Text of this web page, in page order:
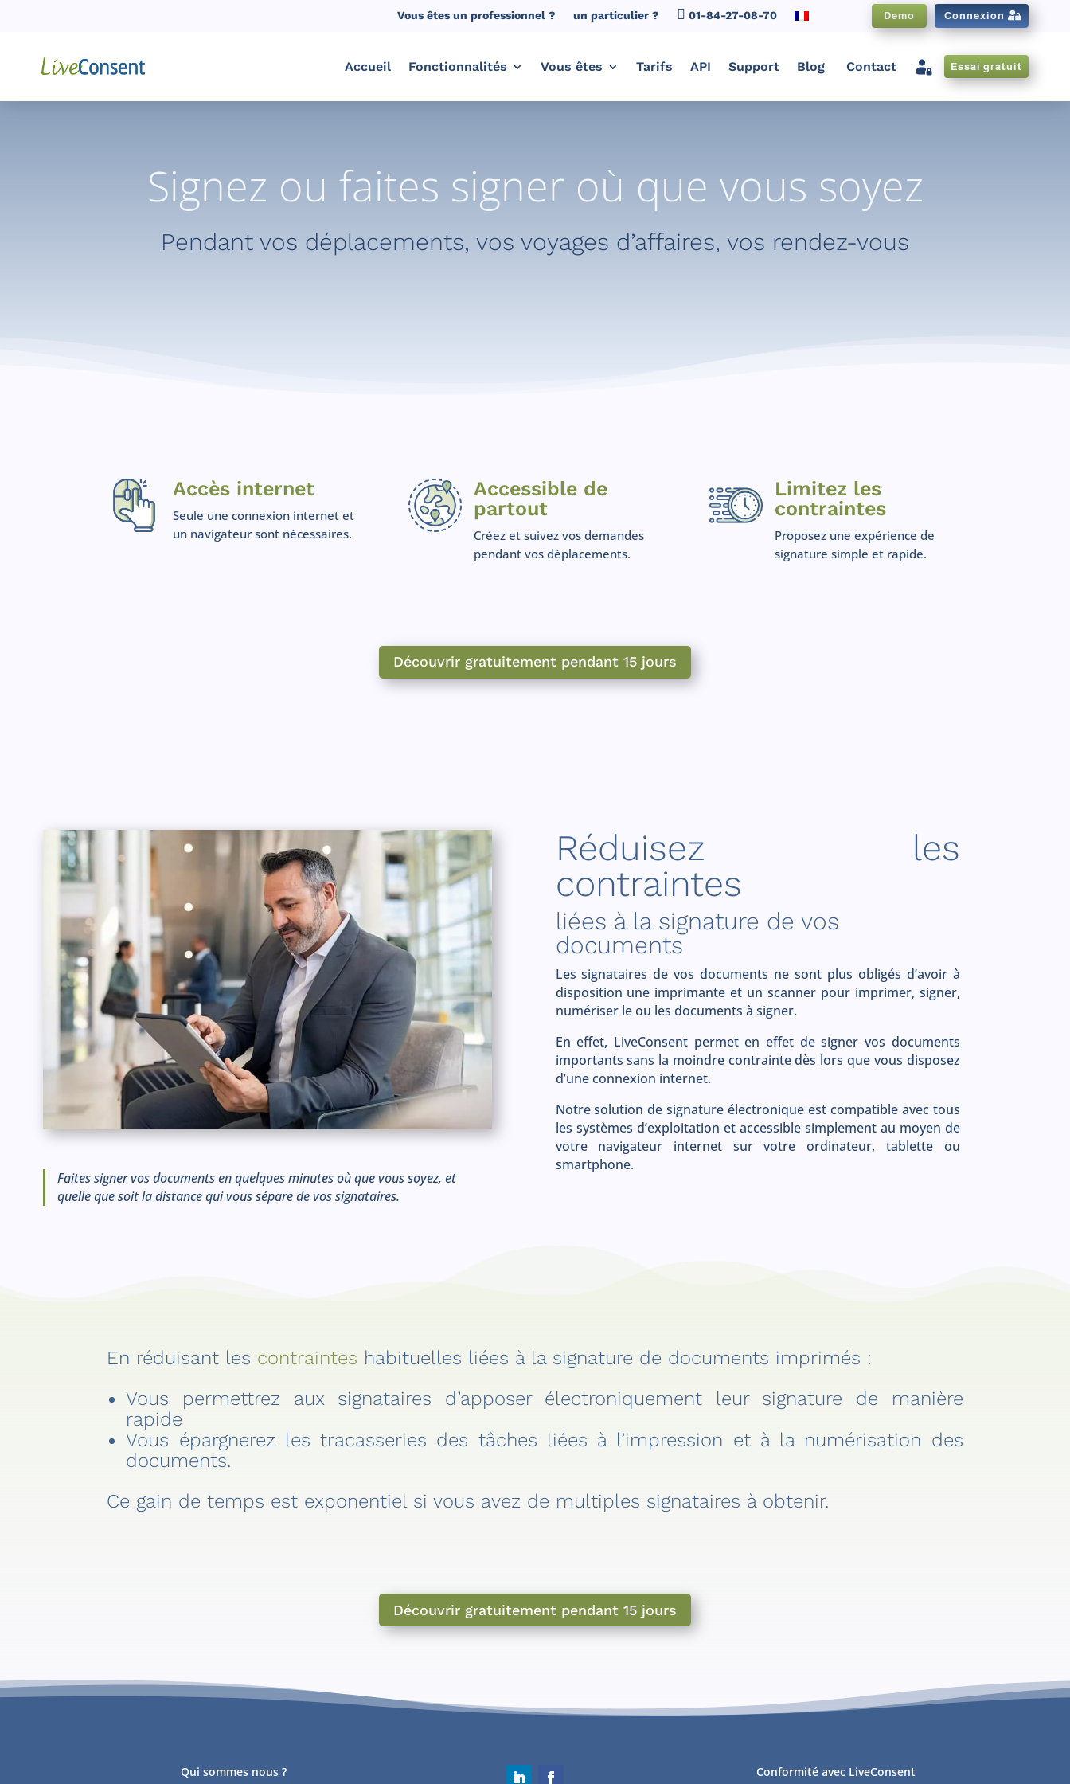
Vous êtes un professionnel ? un particulier ? 01-84-27-08-70 Demo Connexion
Accueil Fonctionnalités Vous êtes Tarifs API Support Blog Contact CNX FREssai gratuit
Signez ou faites signer où que vous soyez
Pendant vos déplacements, vos voyages d’affaires, vos rendez-vous
Accès internet
Seule une connexion internet et
un navigateur sont nécessaires.
Accessible de
partout
Créez et suivez vos demandes
pendant vos déplacements.
Limitez les
contraintes
Proposez une expérience de
signature simple et rapide.
Découvrir gratuitement pendant 15 jours
Faites signer vos documents en quelques minutes où que vous soyez, et
quelle que soit la distance qui vous sépare de vos signataires.
Réduisez les
contraintes
liées à la signature de vos
documents
Les signataires de vos documents ne sont plus obligés d’avoir à
disposition une imprimante et un scanner pour imprimer, signer,
numériser le ou les documents à signer.
En effet, LiveConsent permet en effet de signer vos documents
importants sans la moindre contrainte dès lors que vous disposez
d’une connexion internet.
Notre solution de signature électronique est compatible avec tous
les systèmes d’exploitation et accessible simplement au moyen de
votre navigateur internet sur votre ordinateur, tablette ou
smartphone.
En réduisant les contraintes habituelles liées à la signature de documents imprimés :
Vous permettrez aux signataires d’apposer électroniquement leur signature de manière
rapide
Vous épargnerez les tracasseries des tâches liées à l’impression et à la numérisation des
documents.
Ce gain de temps est exponentiel si vous avez de multiples signataires à obtenir.
Découvrir gratuitement pendant 15 jours
Qui sommes nous ? Conformité avec LiveConsent